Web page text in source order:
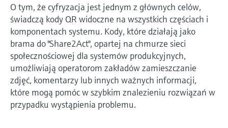
O tym, że cyfryzacja jest jednym z głównych celów,
świadczą kody QR widoczne na wszystkich częściach i
komponentach systemu. Kody, które działają jako
brama do "Share2Act", opartej na chmurze sieci
społecznościowej dla systemów produkcyjnych,
umożliwiają operatorom zakładów zamieszczanie
zdjęć, komentarzy lub innych ważnych informacji,
które mogą pomóc w szybkim znalezieniu rozwiązań w
przypadku wystąpienia problemu.